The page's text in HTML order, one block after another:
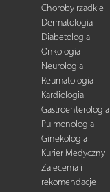
Choroby rzadkie
Dermatologia
Diabetologia
Onkologia
Neurologia
Reumatologia
Kardiologia
Gastroenterologia
Pulmonologia
Ginekologia
Kurier Medyczny
Zalecenia i
rekomendacje